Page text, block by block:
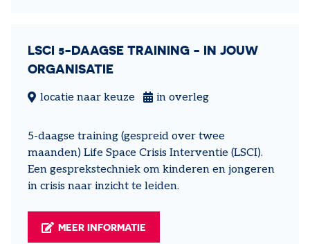
LSCI 5-DAAGSE TRAINING - IN JOUW
ORGANISATIE
locatie naar keuze in overleg
5-daagse training (gespreid over twee
maanden) Life Space Crisis Interventie (LSCI).
Een gesprekstechniek om kinderen en jongeren
in crisis naar inzicht te leiden.
MEER INFORMATIE